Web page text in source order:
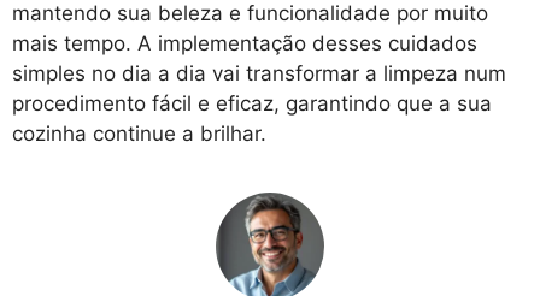
mantendo sua beleza e funcionalidade por muito
mais tempo. A implementação desses cuidados
simples no dia a dia vai transformar a limpeza num
procedimento fácil e eficaz, garantindo que a sua
cozinha continue a brilhar.